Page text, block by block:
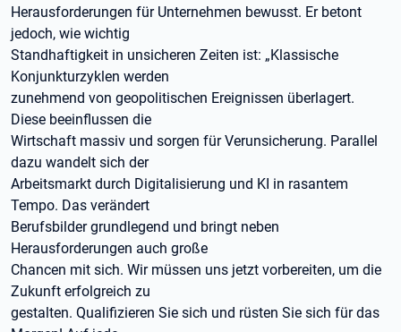
Herausforderungen für Unternehmen bewusst. Er betont
jedoch, wie wichtig
Standhaftigkeit in unsicheren Zeiten ist: „Klassische
Konjunkturzyklen werden
zunehmend von geopolitischen Ereignissen überlagert.
Diese beeinflussen die
Wirtschaft massiv und sorgen für Verunsicherung. Parallel
dazu wandelt sich der
Arbeitsmarkt durch Digitalisierung und KI in rasantem
Tempo. Das verändert
Berufsbilder grundlegend und bringt neben
Herausforderungen auch große
Chancen mit sich. Wir müssen uns jetzt vorbereiten, um die
Zukunft erfolgreich zu
gestalten. Qualifizieren Sie sich und rüsten Sie sich für das